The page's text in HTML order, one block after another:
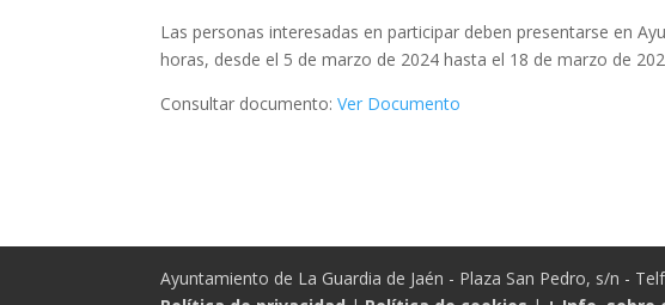
Las personas interesadas en participar deben presentarse en
horas, desde el 5 de marzo de 2024 hasta el 18 de marzo de
Consultar documento:Ver Documento
Ayuntamiento de La Guardia de Jaén - Plaza San Pedro, s/n -